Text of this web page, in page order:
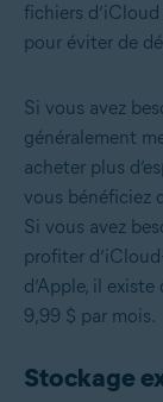
fichiers d’iCloud
pour éviter de
Si vous avez
généralement
acheter plus
vous bénéficiez
Si vous avez
profiter
d’Apple, il
9,99 $ par mois.
Stockage